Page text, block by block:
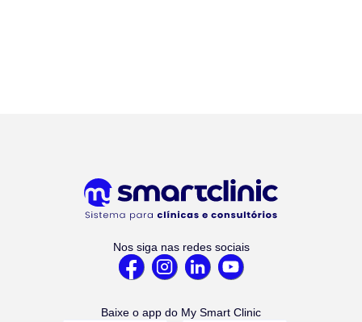
Nos siga nas redes sociais
Baixe o app do My Smart Clinic